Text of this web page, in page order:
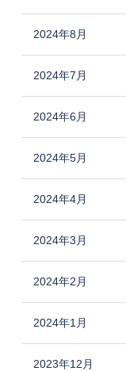
2024年8月
2024年7月
2024年6月
2024年5月
2024年4月
2024年3月
2024年2月
2024年1月
2023年12月